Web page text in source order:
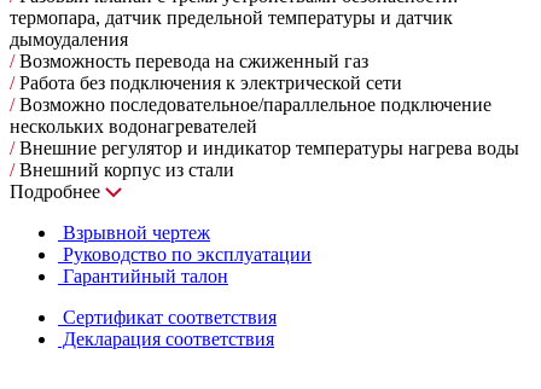
термопара, датчик предельной температуры и датчик
дымоудаления
/Возможность перевода на сжиженный газ
/Работа без подключения к электрической сети
/Возможно последовательное/параллельное подключение
нескольких водонагревателей
/Внешние регулятор и индикатор температуры нагрева воды
/Внешний корпус из стали
Подробнее
Взрывной чертеж
Руководство по эксплуатации
Гарантийный талон
Сертификат соответствия
Декларация соответствия